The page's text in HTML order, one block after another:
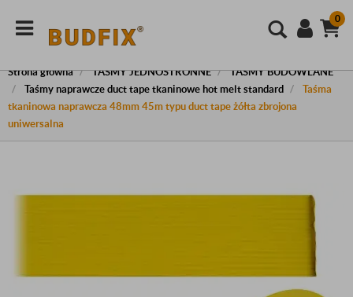
0
Strona główna TAŚMY JEDNOSTRONNE
TAŚMY BUDOWLANE
Taśmy naprawcze duct tape tkaninowe hot melt standard
Taśma
tkaninowa naprawcza 48mm 45m typu duct tape żółta zbrojona
uniwersalna